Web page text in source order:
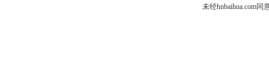
未经hnbaihua.com